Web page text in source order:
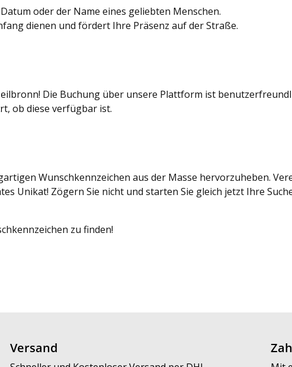
oder der Name eines geliebten Menschen.
dienen und fördert Ihre Präsenz auf der Straße.
Die Buchung über unsere Plattform ist
ob diese verfügbar ist.
Wunschkennzeichen aus der Masse hervorzuheben.
Unikat! Zögern Sie nicht und starten Sie gleich jetzt Ihre
zu finden!
Versand